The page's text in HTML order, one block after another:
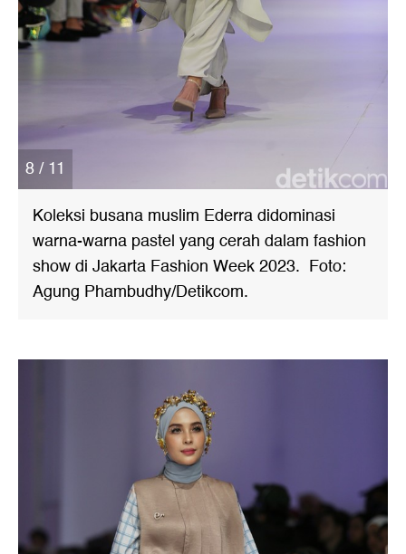
8 / 11
Koleksi busana muslim Ederra didominasi
warna-warna pastel yang cerah dalam fashion
show di Jakarta Fashion Week 2023. Foto:
Agung Phambudhy/Detikcom.